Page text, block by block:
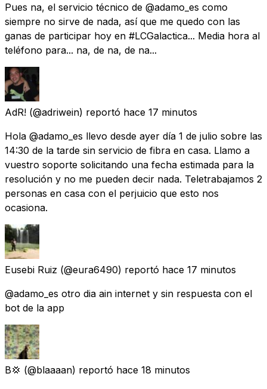
Pues na, el servicio técnico de @adamo_es como
siempre no sirve de nada, así que me quedo con las
ganas de participar hoy en #LCGalactica... Media hora al
teléfono para... na, de na, de na...
AdR! (@adriwein) reportó hace 17 minutos
Hola @adamo_es llevo desde ayer día 1 de julio sobre las
14:30 de la tarde sin servicio de fibra en casa. Llamo a
vuestro soporte solicitando una fecha estimada para la
resolución y no me pueden decir nada. Teletrabajamos 2
personas en casa con el perjuicio que esto nos
ocasiona.
Eusebi Ruiz (@eura6490) reportó hace 17 minutos
@adamo_es otro dia ain internet y sin respuesta con el
bot de la app
B💢 (@blaaaan) reportó hace 18 minutos